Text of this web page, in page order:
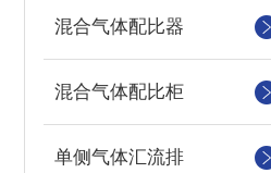
混合气体配比器
混合气体配比柜
单侧气体汇流排